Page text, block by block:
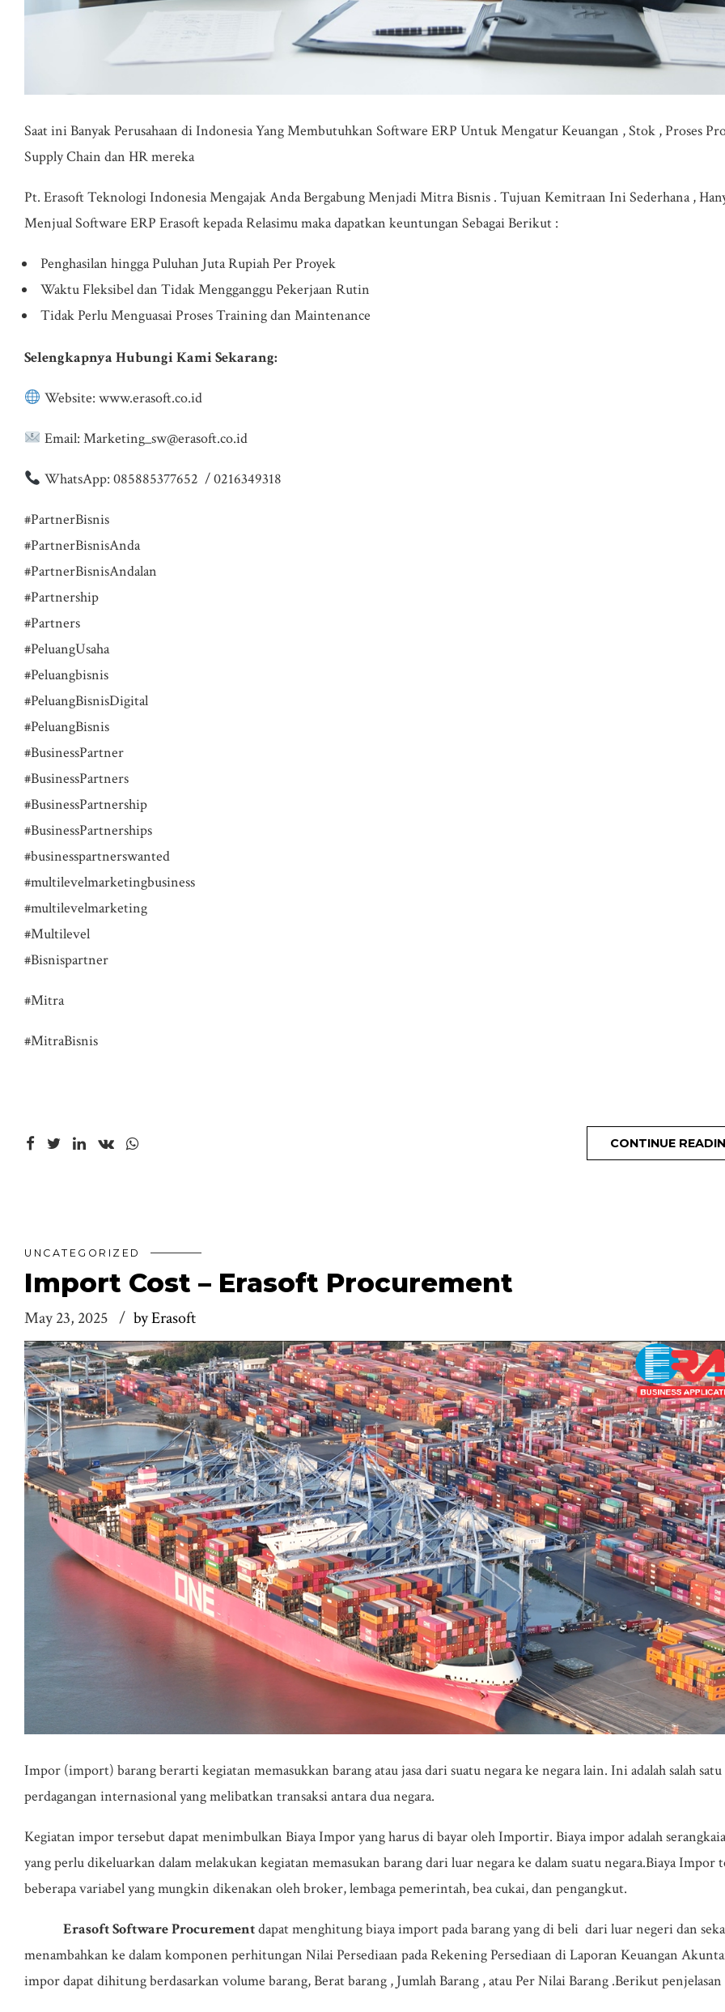
Saat ini Banyak Perusahaan di Indonesia Yang Membutuhkan Software ERP Untuk Mengatur Keuangan , Stok , Proses
Supply Chain dan HR mereka
Pt. Erasoft Teknologi Indonesia Mengajak Anda Bergabung Menjadi Mitra Bisnis . Tujuan Kemitraan Ini Sederhana ,
Menjual Software ERP Erasoft kepada Relasimu maka dapatkan keuntungan Sebagai Berikut :
Penghasilan hingga Puluhan Juta Rupiah Per Proyek
Waktu Fleksibel dan Tidak Mengganggu Pekerjaan Rutin
Tidak Perlu Menguasai Proses Training dan Maintenance
Selengkapnya Hubungi Kami Sekarang:
Website: www.erasoft.co.id
Email: Marketing_sw@erasoft.co.id
WhatsApp: 085885377652 / 0216349318
#PartnerBisnis
#PartnerBisnisAnda
#PartnerBisnisAndalan
#Partnership
#Partners
#PeluangUsaha
#Peluangbisnis
#PeluangBisnisDigital
#PeluangBisnis
#BusinessPartner
#BusinessPartners
#BusinessPartnership
#BusinessPartnerships
#businesspartnerswanted
#multilevelmarketingbusiness
#multilevelmarketing
#Multilevel
#Bisnispartner
#Mitra
#MitraBisnis
CONTINUE
UNCATEGORIZED
Import Cost – Erasoft Procurement
May 23, 2025 by Erasoft
Impor (import) barang berarti kegiatan memasukkan barang atau jasa dari suatu negara ke negara lain. Ini adalah salah
perdagangan internasional yang melibatkan transaksi antara dua negara.
Kegiatan impor tersebut dapat menimbulkan Biaya Impor yang harus di bayar oleh Importir. Biaya impor adalah
yang perlu dikeluarkan dalam melakukan kegiatan memasukan barang dari luar negara ke dalam suatu negara.Biaya Impor
beberapa variabel yang mungkin dikenakan oleh broker, lembaga pemerintah, bea cukai, dan pengangkut.
Erasoft Software Procurementdapat menghitung biaya import pada barang yang di beli dari luar negeri dan
menambahkan ke dalam komponen perhitungan Nilai Persediaan pada Rekening Persediaan di Laporan Keuangan
impor dapat dihitung berdasarkan volume barang, Berat barang , Jumlah Barang , atau Per Nilai Barang .Berikut